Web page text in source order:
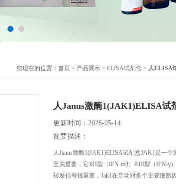
您现在的位置： 首页 > 产品展示 > ELISA试剂盒 > 人ELISA
人Janus激酶1(JAK1)ELISA试
更新时间：2026-05-14
简要描述：
人Janus激酶1(JAK1)ELISA试剂盒JAK1是一
至关重要，它对I型（IFN-α/β）和II型（IFN-γ
转发信号很重要，Jak1在启动对多个主要细胞